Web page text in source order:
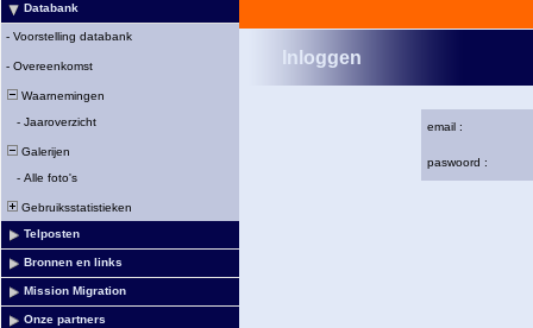
Databank
- Voorstelling databank
- Overeenkomst
Waarnemingen
- Jaaroverzicht
Galerijen
- Alle foto's
Gebruiksstatistieken
Telposten
Bronnen en links
Mission Migration
Onze partners
Inloggen
email :
paswoord :